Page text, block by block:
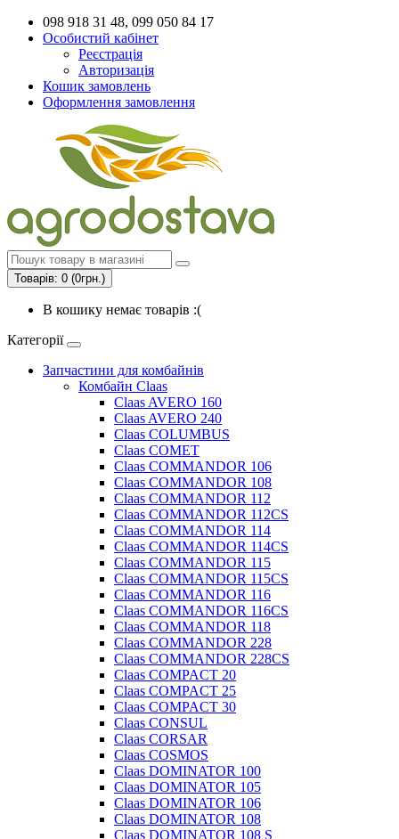
098 918 31 48, 099 050 84 17
Особистий кабінет
Реєстрація
Авторизація
Кошик замовлень
Оформлення замовлення
Товарів: 0 (0грн.)
В кошику немає товарів :(
Категорії
Запчастини для комбайнів
Комбайн Claas
Claas AVERO 160
Claas AVERO 240
Claas COLUMBUS
Claas COMET
Claas COMMANDOR 106
Claas COMMANDOR 108
Claas COMMANDOR 112
Claas COMMANDOR 112CS
Claas COMMANDOR 114
Claas COMMANDOR 114CS
Claas COMMANDOR 115
Claas COMMANDOR 115CS
Claas COMMANDOR 116
Claas COMMANDOR 116CS
Claas COMMANDOR 118
Claas COMMANDOR 228
Claas COMMANDOR 228CS
Claas COMPACT 20
Claas COMPACT 25
Claas COMPACT 30
Claas CONSUL
Claas CORSAR
Claas COSMOS
Claas DOMINATOR 100
Claas DOMINATOR 105
Claas DOMINATOR 106
Claas DOMINATOR 108
Claas DOMINATOR 108 S